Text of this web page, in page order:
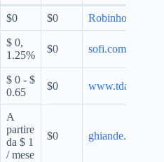
$0 $0 Robinhood.com
$ 0,
1.25%
$0 sofi.com
$ 0 - $
0.65
$0
A
partire
da $ 1
/ mese
$0 ghiande.com